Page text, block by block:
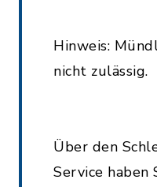
Hinweis:
nicht zulässig.
Über den
Service haben